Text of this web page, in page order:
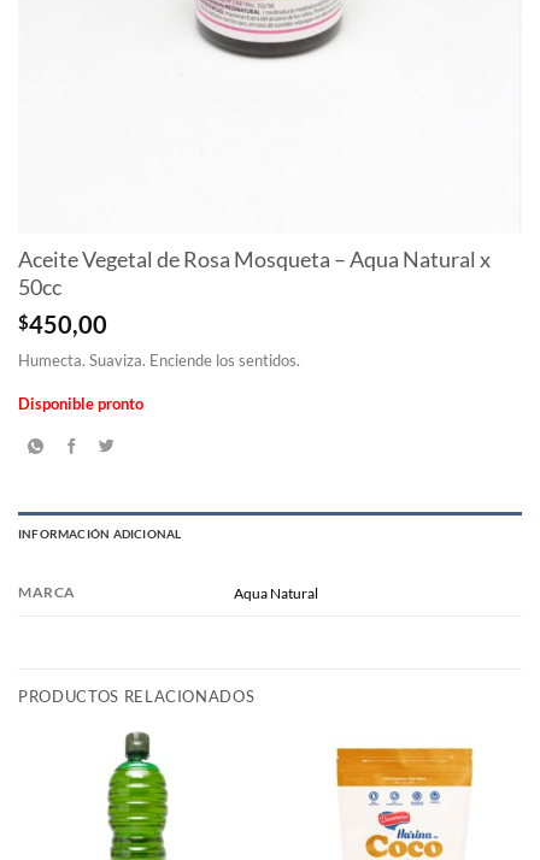
Aceite Vegetal de Rosa Mosqueta – Aqua Natural x
50cc
$450,00
Humecta. Suaviza. Enciende los sentidos.
Disponible pronto
INFORMACIÓN ADICIONAL
MARCA Aqua Natural
PRODUCTOS RELACIONADOS